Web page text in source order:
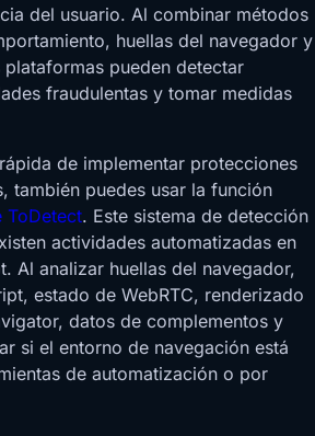
del usuario. Al combinar métodos
huellas del navegador y
pueden detectar
fraudulentas y tomar medidas
de implementar protecciones
también puedes usar la función
ToDetect. Este sistema de detección
actividades automatizadas en
Al analizar huellas del navegador,
estado de WebRTC, renderizado
datos de complementos y
si el entorno de navegación está
de automatización o por